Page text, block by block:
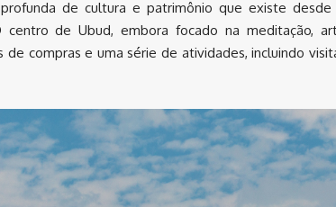
de cultura e patrimônio que existe desde
de Ubud, embora focado na meditação,
compras e uma série de atividades, incluindo